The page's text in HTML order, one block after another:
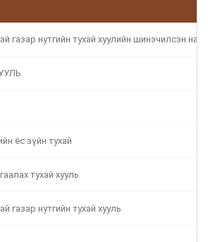
газар нутгийн тухай хуулийн шинэчилсэн
ёс зүйн тухай
тухай хууль
газар нутгийн тухай хууль